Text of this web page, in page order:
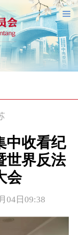
中收看纪
世界反法
会
04日09:38